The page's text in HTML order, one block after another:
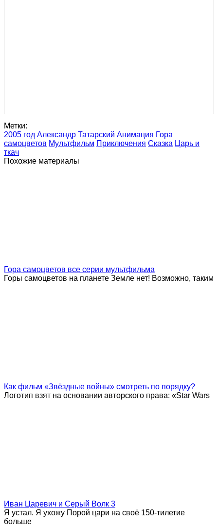
Метки:
2005 год Александр Татарский Анимация Гора
самоцветов Мультфильм Приключения Сказка Царь и
ткач
Похожие материалы
Гора самоцветов все серии мультфильма
Горы самоцветов на планете Земле нет! Возможно, таким
Как фильм «Звёздные войны» смотреть по порядку?
Логотип взят на основании авторского права: «Star Wars
Иван Царевич и Серый Волк 3
Я устал. Я ухожу Порой цари на своё 150-тилетие
больше